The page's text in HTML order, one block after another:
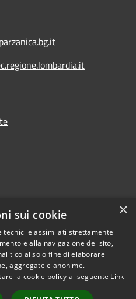
Copyright © 2026 • Comune di
×
sui cookie
tecnici e assimilati strettamente
e alla navigazione del sito,
al solo fine di elaborare
aggregate e anonime.
la cookie policy al seguente Link